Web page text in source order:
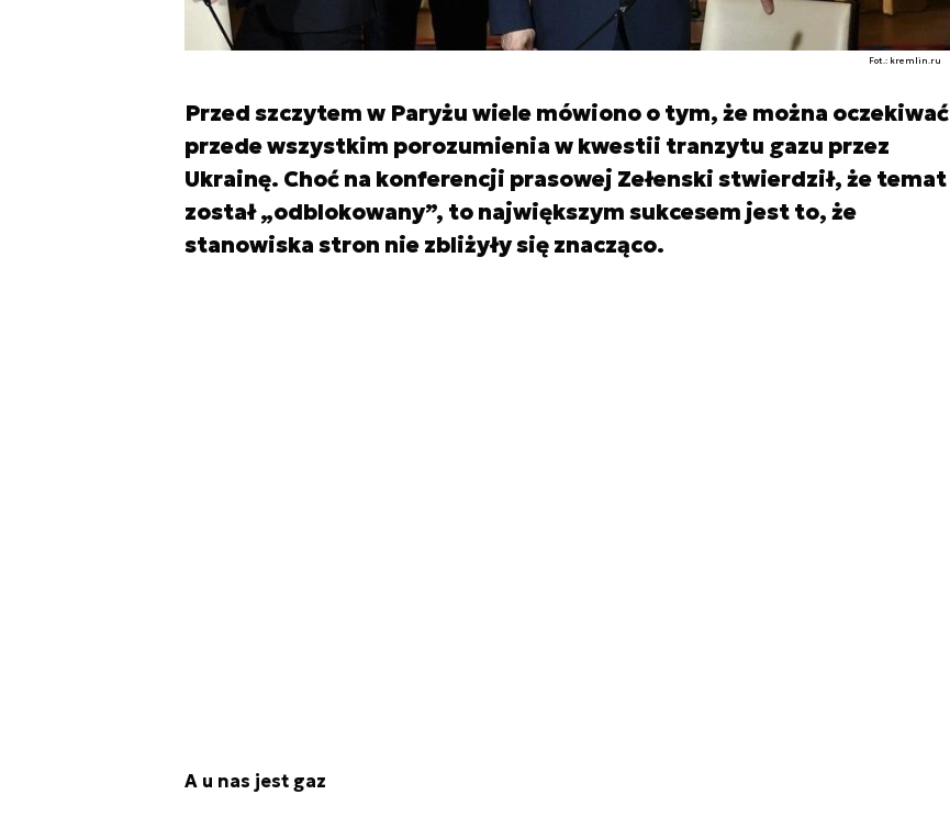
Fot.: kremlin.ru
Przed szczytem w Paryżu wiele mówiono o tym, że można oczekiwać
przede wszystkim porozumienia w kwestii tranzytu gazu przez
Ukrainę. Choć na konferencji prasowej Zełenski stwierdził, że temat
został „odblokowany”, to największym sukcesem jest to, że
stanowiska stron nie zbliżyły się znacząco.
A u nas jest gaz